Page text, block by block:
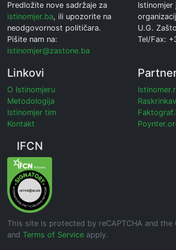
Predložite nove sadržaje za
istinomjer.ba, ili upozorite na
neodgovornost političara.
Pišite nam na:
istinomjer@zastone.ba
Istinomjer
U.G.
Tel/Fax:
Linkovi
O Istinomjeru
Metodologija
Istinomjer tim
Kontakt
IFCN
This site is protected by reCAPTCHA and the
and Terms of Service apply.